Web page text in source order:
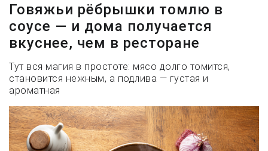
Говяжьи рёбрышки томлю в
соусе — и дома получается
вкуснее, чем в ресторане
Тут вся магия в простоте: мясо долго томится,
становится нежным, а подлива — густая и
ароматная